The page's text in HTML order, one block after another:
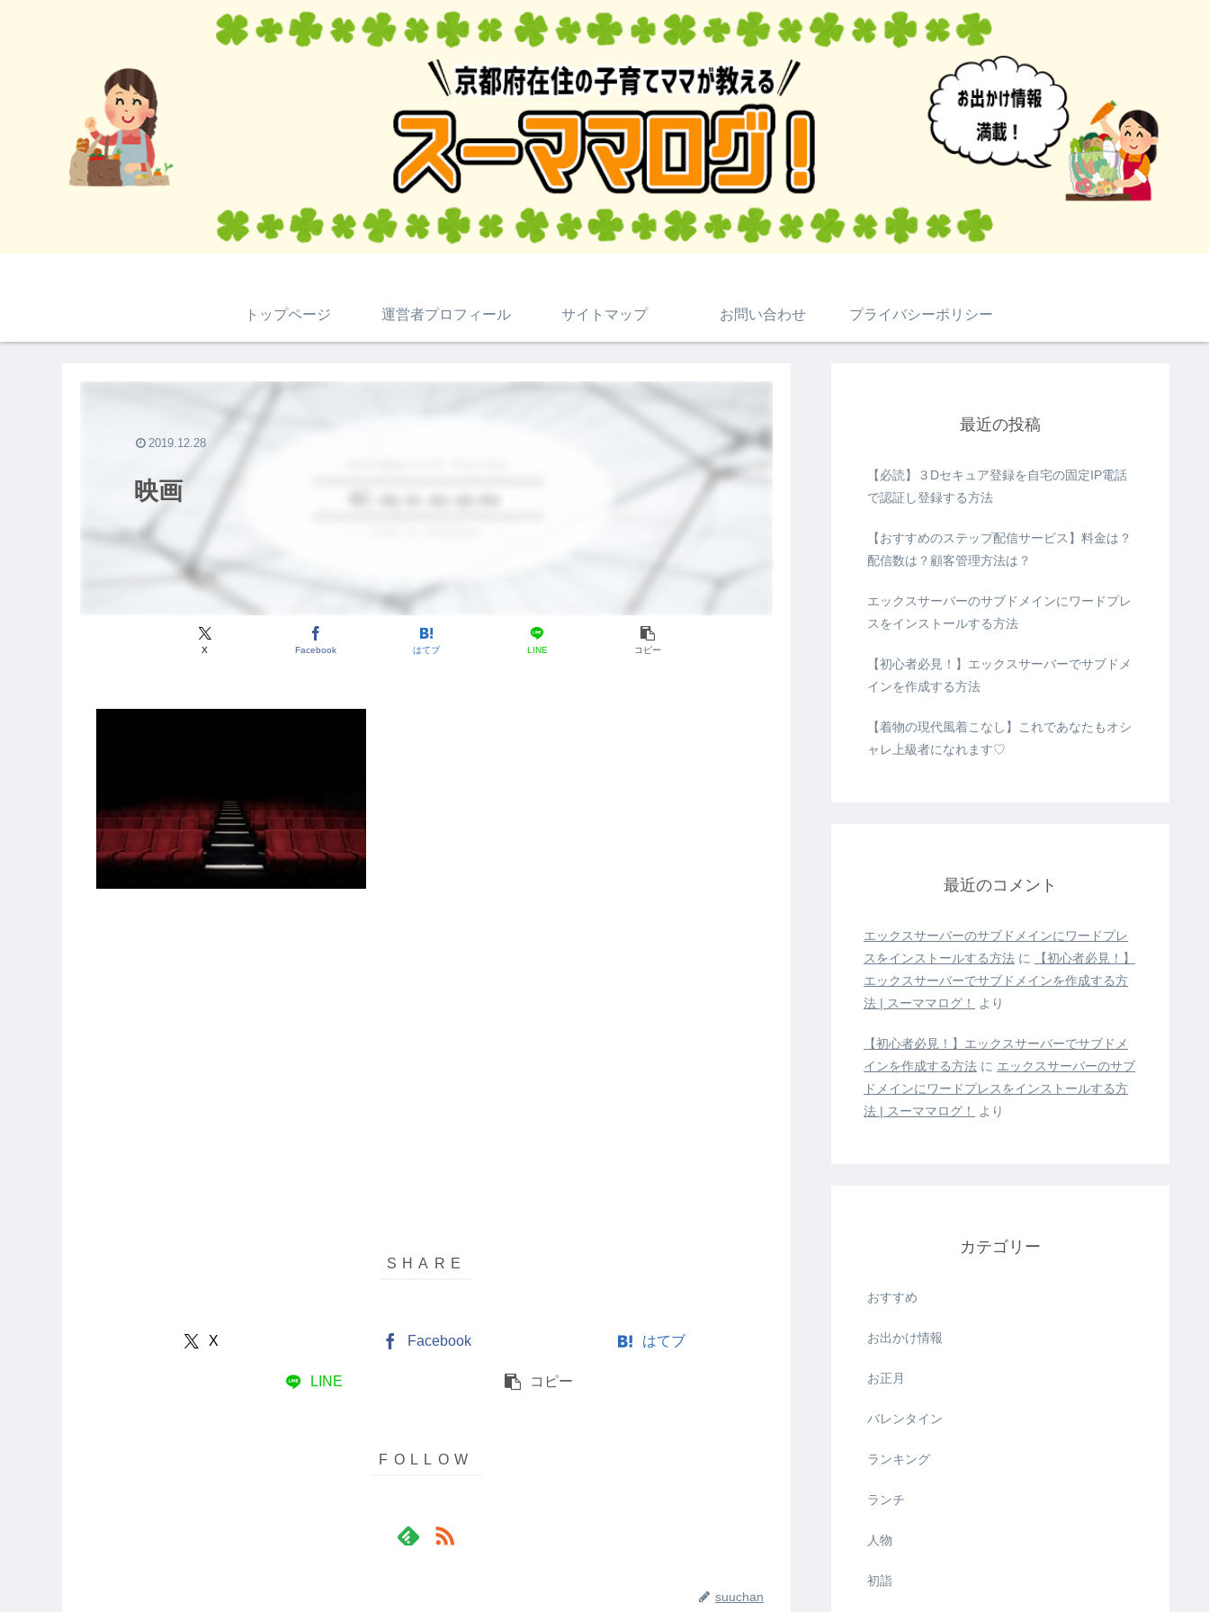
トップページ 運営者プロフィール サイトマップ お問い合わせ プライバシーポリシー
映画
X Facebook はてブ LINE コピー
2019.12.28
X Facebook はてブ
LINE コピー
suuchan
最近の投稿
【必読】３Dセキュア登録を自宅の固定IP電話
で認証し登録する方法
【おすすめのステップ配信サービス】料金は？
配信数は？顧客管理方法は？
エックスサーバーのサブドメインにワードプレ
スをインストールする方法
【初心者必見！】エックスサーバーでサブドメ
インを作成する方法
【着物の現代風着こなし】これであなたもオシ
ャレ上級者になれます♡
最近のコメント
エックスサーバーのサブドメインにワードプレ
スをインストールする方法 に
【初心者必見！】
エックスサーバーでサブドメインを作成する方
法 | スーママログ！
より
【初心者必見！】エックスサーバーでサブドメ
インを作成する方法 に エックスサーバーのサブ
ドメインにワードプレスをインストールする方
法 | スーママログ！
より
カテゴリー
おすすめ
お出かけ情報
お正月
バレンタイン
ランキング
ランチ
人物
初詣